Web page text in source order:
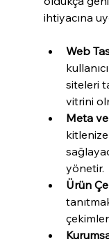
ihtiyacına
Web
siteleri
vitrini
Meta
yönetir.
Ürün